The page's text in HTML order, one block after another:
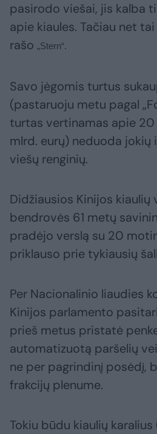
pasirodo viešai, jis kalba
apie kiaules. Tačiau net
rašo „Stern“.
Savo jėgomis turtus
(pastaruoju metu pagal
turtas vertinamas apie 20
mlrd. eurų) neduoda jokių
viešų renginių.
Didžiausios Kinijos
bendrovės 61 metų
pradėjo verslą su 20
priklauso prie tykiausių
Per Nacionalinio liaudies
Kinijos parlamento
prieš metus pristatė
automatizuotą paršelių
ne per pagrindinį posėdį,
frakcijų plenume.
Tokiu būdu kiaulių